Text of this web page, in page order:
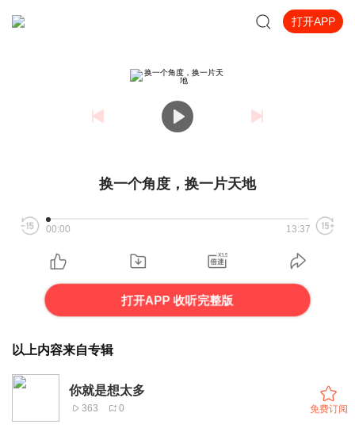
打开APP
换一个角度，换一片天地
00:00 13:37
打开APP 收听完整版
以上内容来自专辑
你就是想太多
363 0 免费订阅